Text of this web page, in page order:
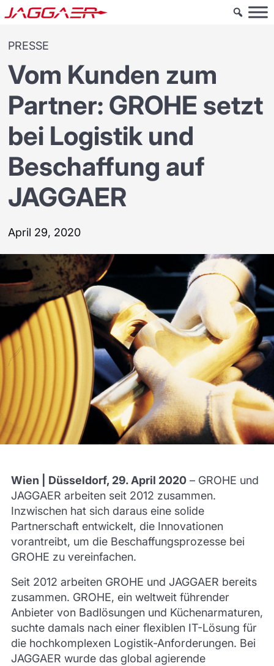
PRESSE
Vom Kunden zum
Partner: GROHE setzt
bei Logistik und
Beschaffung auf
JAGGAER
April 29, 2020
Wien | Düsseldorf, 29. April 2020– GROHE und
JAGGAER arbeiten seit 2012 zusammen.
Inzwischen hat sich daraus eine solide
Partnerschaft entwickelt, die Innovationen
vorantreibt, um die Beschaffungsprozesse bei
GROHE zu vereinfachen.
Seit 2012 arbeiten GROHE und JAGGAER bereits
zusammen. GROHE, ein weltweit führender
Anbieter von Badlösungen und Küchenarmaturen,
suchte damals nach einer flexiblen IT-Lösung für
die hochkomplexen Logistik-Anforderungen. Bei
JAGGAER wurde das global agierende